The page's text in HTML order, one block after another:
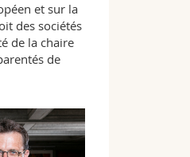
et sur la
des sociétés
de la chaire
de